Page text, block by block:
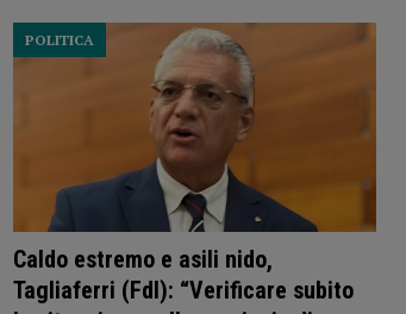
Caldo estremo e asili nido,
Tagliaferri (FdI): “Verificare subito
POLITICA